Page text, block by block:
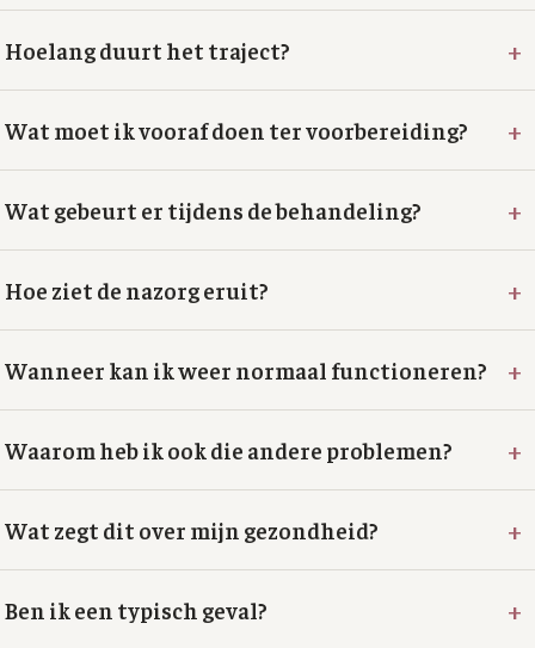
Hoelang duurt het traject? +
Wat moet ik vooraf doen ter voorbereiding? +
Wat gebeurt er tijdens de behandeling? +
Hoe ziet de nazorg eruit? +
Wanneer kan ik weer normaal functioneren? +
Waarom heb ik ook die andere problemen? +
Wat zegt dit over mijn gezondheid? +
Ben ik een typisch geval? +